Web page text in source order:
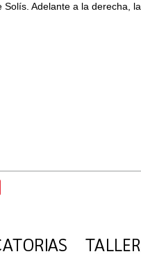
Solís. Adelante a la derecha, la